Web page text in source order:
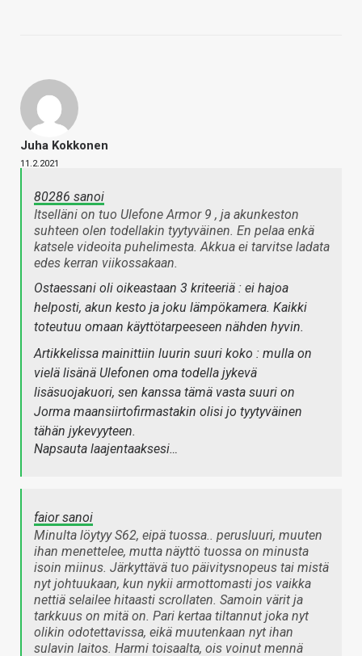
Juha Kokkonen
11.2.2021
80286 sanoi
Itselläni on tuo Ulefone Armor 9 , ja akunkeston
suhteen olen todellakin tyytyväinen. En pelaa enkä
katsele videoita puhelimesta. Akkua ei tarvitse ladata
edes kerran viikossakaan.
Ostaessani oli oikeastaan 3 kriteeriä : ei hajoa
helposti, akun kesto ja joku lämpökamera. Kaikki
toteutuu omaan käyttötarpeeseen nähden hyvin.
Artikkelissa mainittiin luurin suuri koko : mulla on
vielä lisänä Ulefonen oma todella jykevä
lisäsuojakuori, sen kanssa tämä vasta suuri on
Jorma maansiirtofirmastakin olisi jo tyytyväinen
tähän jykevyyteen.
Napsauta laajentaaksesi…
faior sanoi
Minulta löytyy S62, eipä tuossa.. perusluuri, muuten
ihan menettelee, mutta näyttö tuossa on minusta
isoin miinus. Järkyttävä tuo päivitysnopeus tai mistä
nyt johtuukaan, kun nykii armottomasti jos vaikka
nettiä selailee hitaasti scrollaten. Samoin värit ja
tarkkuus on mitä on. Pari kertaa tiltannut joka nyt
olikin odotettavissa, eikä muutenkaan nyt ihan
sulavin laitos. Harmi toisaalta, ois voinut mennä